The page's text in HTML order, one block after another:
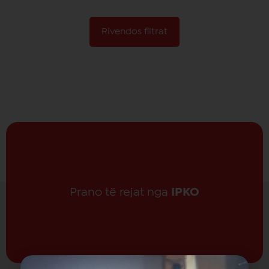
SMS kombëtare:Pa limit
Rivendos filtrat
Prano të rejat nga IPKO